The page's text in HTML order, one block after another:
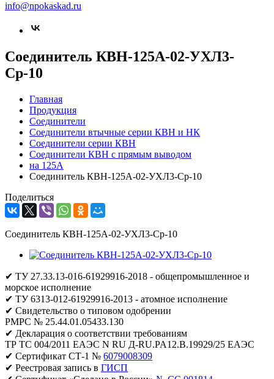
info@npokaskad.ru
Соединитель КВН-125А-02-УХЛ3-
Ср-10
Главная
Продукция
Соединители
Соединители втычные серии КВН и НК
Соединители серии КВН
Соединители КВН с прямым выводом
на 125А
Соединитель КВН-125А-02-УХЛ3-Ср-10
Поделиться
Соединитель КВН-125А-02-УХЛ3-Ср-10
✔ ТУ 27.33.13-016-61929916-2018 - общепромышленное и
морское исполнение
✔ ТУ 6313-012-61929916-2013 - атомное исполнение
✔ Свидетельство о типовом одобрении
РМРС № 25.44.01.05433.130
✔ Декларация о соответствии требованиям
ТР ТС 004/2011 ЕАЭС N RU Д-RU.PA12.B.19929/25 ЕАЭС
✔ Сертификат СТ-1 № 6079008309
✔ Реестровая запись в ГИСП